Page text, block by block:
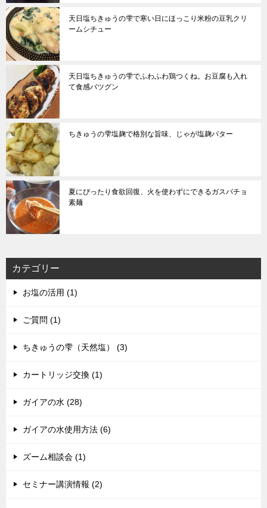
天日塩ちきゅうの雫で寒い日にほっこり米粉の豆乳クリ
ームシチュー
天日塩ちきゅうの雫でふわふわ鶏つくね。お豆腐も入れ
て食感バツグン
ちきゅうの雫塩麹で格別な旨味、じゃが塩麹バター
夏にぴったり食欲回復、火を使わずにできるガスパチョ
素麺
カテゴリー
お塩の活用 (1)
ご質問 (1)
ちきゅうの雫（天然塩） (3)
カートリッジ交換 (1)
ガイアの水 (28)
ガイアの水使用方法 (6)
ズーム相談会 (1)
セミナー講演情報 (2)